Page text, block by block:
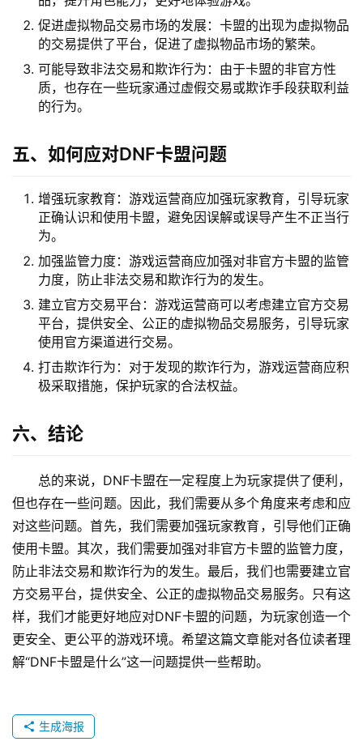
促进虚拟物品交易市场的发展：卡盟的出现为虚拟物品
的交易提供了平台，促进了虚拟物品市场的繁荣。
可能导致非法交易和欺诈行为：由于卡盟的非官方性
质，也存在一些玩家通过虚假交易或欺诈手段获取利益
的行为。
五、如何应对DNF卡盟问题
增强玩家教育：游戏运营商应加强玩家教育，引导玩家
正确认识和使用卡盟，避免因误解或误导产生不正当行
为。
加强监管力度：游戏运营商应加强对非官方卡盟的监管
力度，防止非法交易和欺诈行为的发生。
建立官方交易平台：游戏运营商可以考虑建立官方交易
平台，提供安全、公正的虚拟物品交易服务，引导玩家
使用官方渠道进行交易。
打击欺诈行为：对于发现的欺诈行为，游戏运营商应积
极采取措施，保护玩家的合法权益。
六、结论
总的来说，DNF卡盟在一定程度上为玩家提供了便利，
但也存在一些问题。因此，我们需要从多个角度来考虑和应
对这些问题。首先，我们需要加强玩家教育，引导他们正确
使用卡盟。其次，我们需要加强对非官方卡盟的监管力度，
防止非法交易和欺诈行为的发生。最后，我们也需要建立官
方交易平台，提供安全、公正的虚拟物品交易服务。只有这
样，我们才能更好地应对DNF卡盟的问题，为玩家创造一个
更安全、更公平的游戏环境。希望这篇文章能对各位读者理
解“DNF卡盟是什么”这一问题提供一些帮助。
生成海报